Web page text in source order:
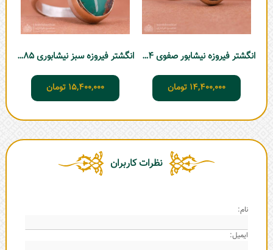
انگشتر فیروزه نیشابور صفوی D574
14,400,000 تومان
انگشتر فیروزه سبز نیشابوری D585
15,400,000 تومان
نظرات کاربران
نام:
ایمیل: